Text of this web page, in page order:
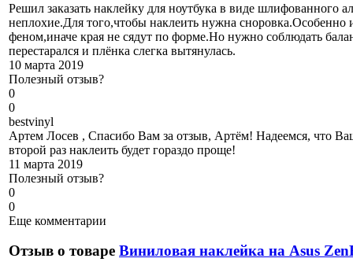
Решил заказать наклейку для ноутбука в виде
неплохие.Для того,чтобы наклеить нужна сноровка.Особенно
феном,иначе края не сядут по форме.Но нужно соблюдать
перестарался и плёнка слегка вытянулась.
10 марта 2019
Полезный отзыв?
0
0
bestvinyl
Артем Лосев , Спасибо Вам за отзыв, Артём! Надеемся, что
второй раз наклеить будет гораздо проще!
11 марта 2019
Полезный отзыв?
0
0
Еще комментарии
Отзыв о товаре Виниловая наклейка на Asus